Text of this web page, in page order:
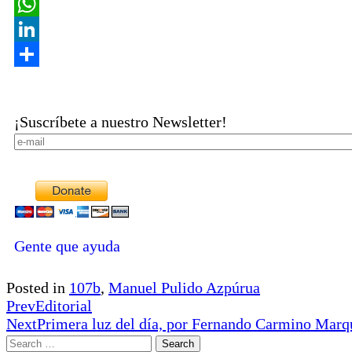
Copy
Link
WhatsApp
LinkedIn
¡Suscríbete a nuestro Newsletter!
Gente que ayuda
Posted in 107b, Manuel Pulido Azpúrua
PrevEditorial
NextPrimera luz del día, por Fernando Carmino